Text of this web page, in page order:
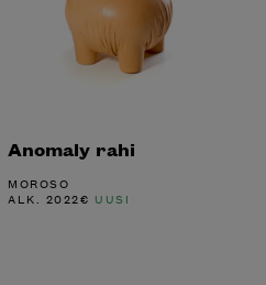
Anomaly rahi
MOROSO
ALK. 2022€ UUSI